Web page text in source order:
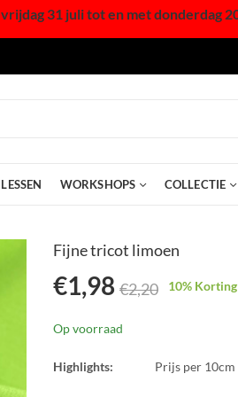
31 juli tot en met donderdag
LESSEN WORKSHOPS COLLECTIE
Fijne tricot limoen
€1,98 €2,20 10% Korting
Op voorraad
Highlights: Prijs per 10cm